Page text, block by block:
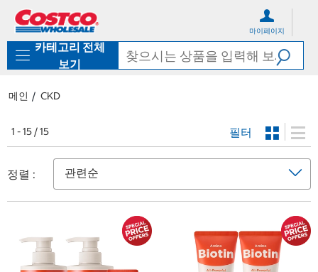
로
기
가
마이페이지
카테고리 전체
보기
메인 CKD
1 - 15 / 15 필터
정렬 :